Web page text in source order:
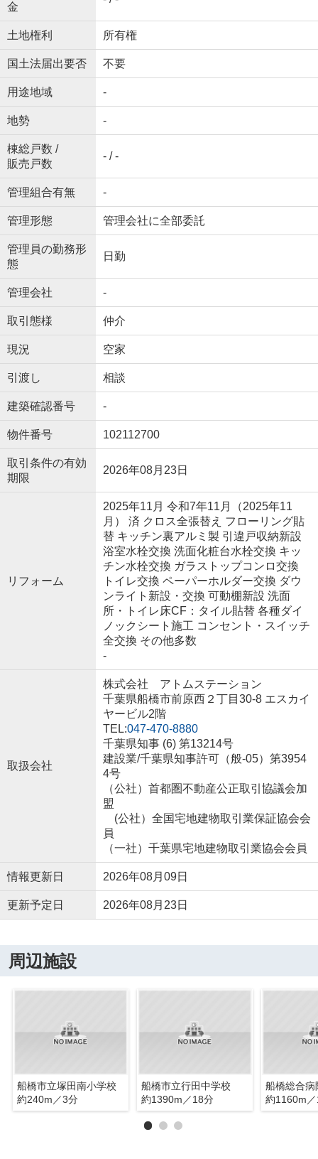
金
土地権利 所有権
国土法届出要否 不要
用途地域 -
地勢 -
棟総戸数 /
販売戸数
- / -
管理組合有無 -
管理形態 管理会社に全部委託
管理員の勤務形
態
日勤
管理会社 -
取引態様 仲介
現況 空家
引渡し 相談
建築確認番号 -
物件番号 102112700
取引条件の有効
期限
2026年08月23日
リフォーム
2025年11月 令和7年11月（2025年11
月） 済 クロス全張替え フローリング貼
替 キッチン裏アルミ製 引違戸収納新設
浴室水栓交換 洗面化粧台水栓交換 キッ
チン水栓交換 ガラストップコンロ交換
トイレ交換 ペーパーホルダー交換 ダウ
ンライト新設・交換 可動棚新設 洗面
所・トイレ床CF：タイル貼替 各種ダイ
ノックシート施工 コンセント・スイッチ
全交換 その他多数
-
取扱会社
株式会社 アトムステーション
千葉県船橋市前原西２丁目30-8 エスカイ
ヤービル2階
TEL:047-470-8880
千葉県知事 (6) 第13214号
建設業/千葉県知事許可（般-05）第3954
4号
（公社）首都圏不動産公正取引協議会加
盟
(公社）全国宅地建物取引業保証協会会
員
（一社）千葉県宅地建物取引業協会会員
情報更新日 2026年08月09日
更新予定日 2026年08月23日
周辺施設
船橋市立塚田南小学校
約240m／3分
船橋市立行田中学校
約1390m／18分
船橋総合病
約1160m